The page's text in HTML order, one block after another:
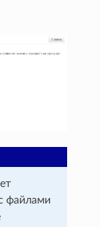
файлами